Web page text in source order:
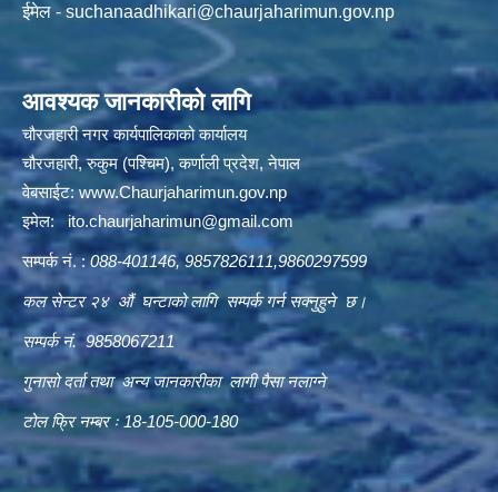
ईमेल -suchanaadhikari@chaurjaharimun.gov.np
आवश्यक जानकारीको लागि
चौरजहारी नगर कार्यपालिकाको कार्यालय
चौरजहारी, रुकुम (पश्चिम), कर्णाली प्रदेश, नेपाल
वेबसाईट:www.Chaurjaharimun.gov.np
इमेल: ito.chaurjaharimun@gmail.com
सम्पर्क नं. :088-401146, 9857826111,9860297599
कल सेन्टर २४ औं घन्टाको लागि सम्पर्क गर्न सक्नुहुने छ।
सम्पर्क नं. 9858067211
गुनासो दर्ता तथा अन्य जानकारीका लागी पैसा नलाग्ने
टोल फ्रि नम्बर ः 18-105-000-180